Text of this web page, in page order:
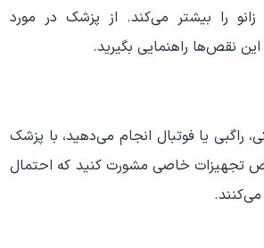
را بیشتر می‌کند. از پزشک در مورد
نقص‌ها راهنمایی بگیرید.
راگبی یا فوتبال انجام می‌دهید، با پزشک
تجهیزات خاصی مشورت کنید که احتمال